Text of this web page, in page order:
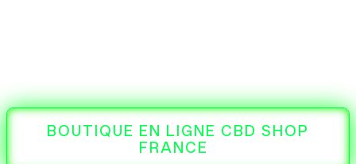
BOUTIQUE EN LIGNE CBD SHOP
FRANCE